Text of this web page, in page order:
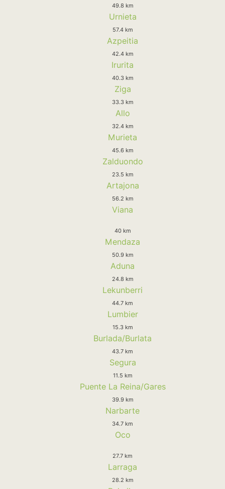
49.8 km
Urnieta
57.4 km
Azpeitia
42.4 km
Irurita
40.3 km
Ziga
33.3 km
Allo
32.4 km
Murieta
45.6 km
Zalduondo
23.5 km
Artajona
56.2 km
Viana
40 km
Mendaza
50.9 km
Aduna
24.8 km
Lekunberri
44.7 km
Lumbier
15.3 km
Burlada/Burlata
43.7 km
Segura
11.5 km
Puente La Reina/Gares
39.9 km
Narbarte
34.7 km
Oco
27.7 km
Larraga
28.2 km